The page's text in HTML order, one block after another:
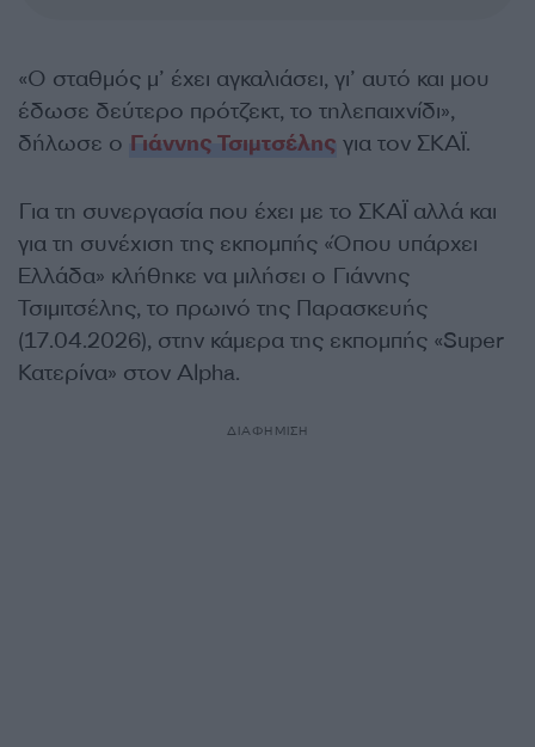
«Ο σταθμός μ’ έχει αγκαλιάσει, γι’ αυτό και μου
έδωσε δεύτερο πρότζεκτ, το τηλεπαιχνίδι»,
δήλωσε ο Γιάννης Τσιμτσέλης για τον ΣΚΑΪ.
Για τη συνεργασία που έχει με το ΣΚΑΪ αλλά και
για τη συνέχιση της εκπομπής «Όπου υπάρχει
Ελλάδα» κλήθηκε να μιλήσει ο Γιάννης
Τσιμιτσέλης, το πρωινό της Παρασκευής
(17.04.2026), στην κάμερα της εκπομπής «Super
Κατερίνα» στον Alpha.
ΔΙΑΦΗΜΙΣΗ